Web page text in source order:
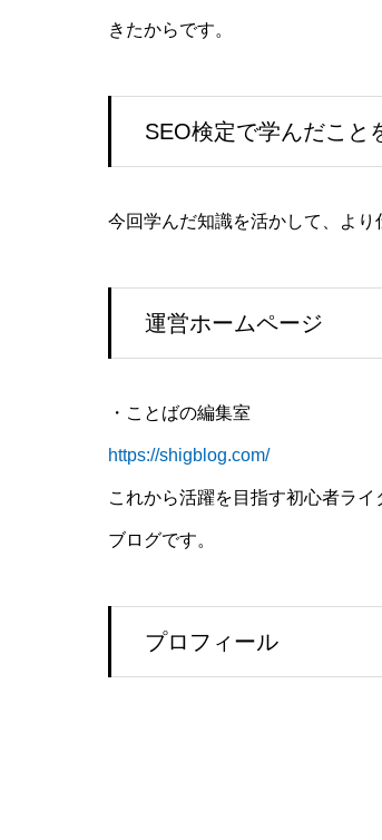
きたからです。
SEO検定で学んだこと
今回学んだ知識を活かして、より
運営ホームページ
・ことばの編集室
https://shigblog.com/
これから活躍を目指す初心者ラ
ブログです。
プロフィール